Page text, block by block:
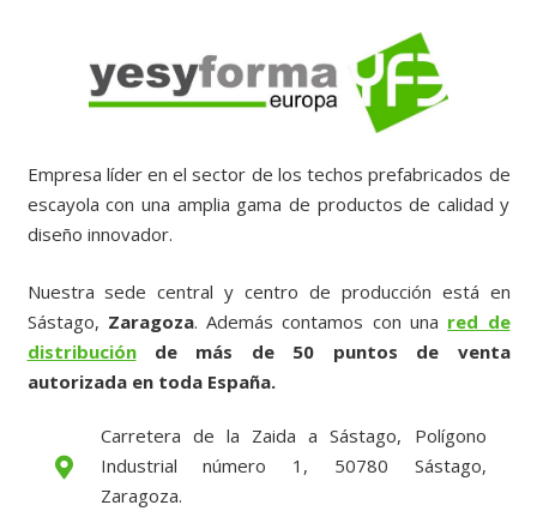
Empresa líder en el sector de los techos prefabricados de
escayola con una amplia gama de productos de calidad y
diseño innovador.
Nuestra sede central y centro de producción está en
Sástago, Zaragoza. Además contamos con una red de
distribuciónde más de 50 puntos de venta
autorizada en toda España.
Carretera de la Zaida a Sástago, Polígono
Industrial número 1, 50780 Sástago,
Zaragoza.